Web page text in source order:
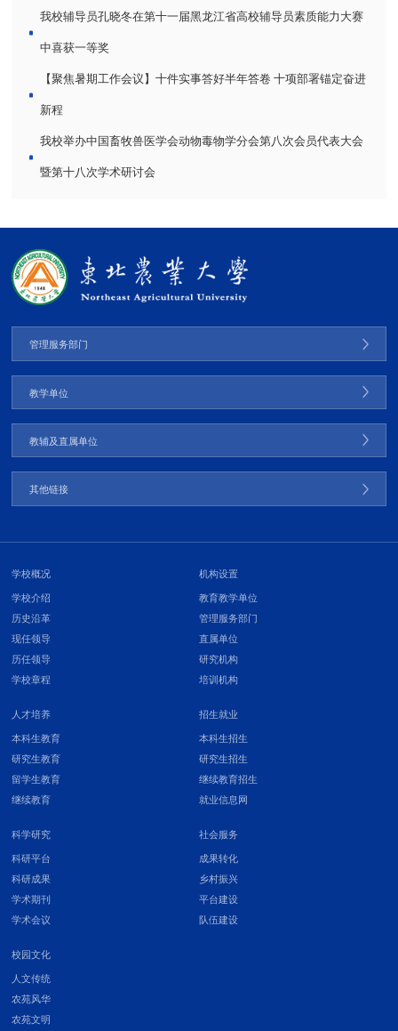
我校辅导员孔晓冬在第十一届黑龙江省高校辅导员素质能力大赛
中喜获一等奖
【聚焦暑期工作会议】十件实事答好半年答卷 十项部署锚定奋进
新程
我校举办中国畜牧兽医学会动物毒物学分会第八次会员代表大会
暨第十八次学术研讨会
管理服务部门
教学单位
教辅及直属单位
其他链接
学校概况
学校介绍
历史沿革
现任领导
历任领导
学校章程
机构设置
教育教学单位
管理服务部门
直属单位
研究机构
培训机构
人才培养
本科生教育
研究生教育
留学生教育
继续教育
招生就业
本科生招生
研究生招生
继续教育招生
就业信息网
科学研究
科研平台
科研成果
学术期刊
学术会议
社会服务
成果转化
乡村振兴
平台建设
队伍建设
校园文化
人文传统
农苑风华
农苑文明